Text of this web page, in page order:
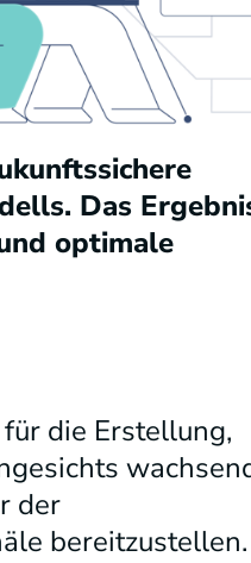
Das
optimale
die Erstellung,
der
bereitzustellen.